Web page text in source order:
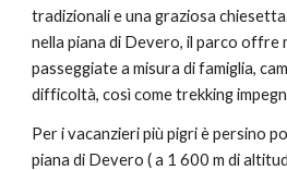
tradizionali e una graziosa
nella piana di Devero, il parco offre
passeggiate a misura di famiglia,
difficoltà, così come trekking
Per i vacanzieri più pigri è persino
piana di Devero ( a 1 600 m di